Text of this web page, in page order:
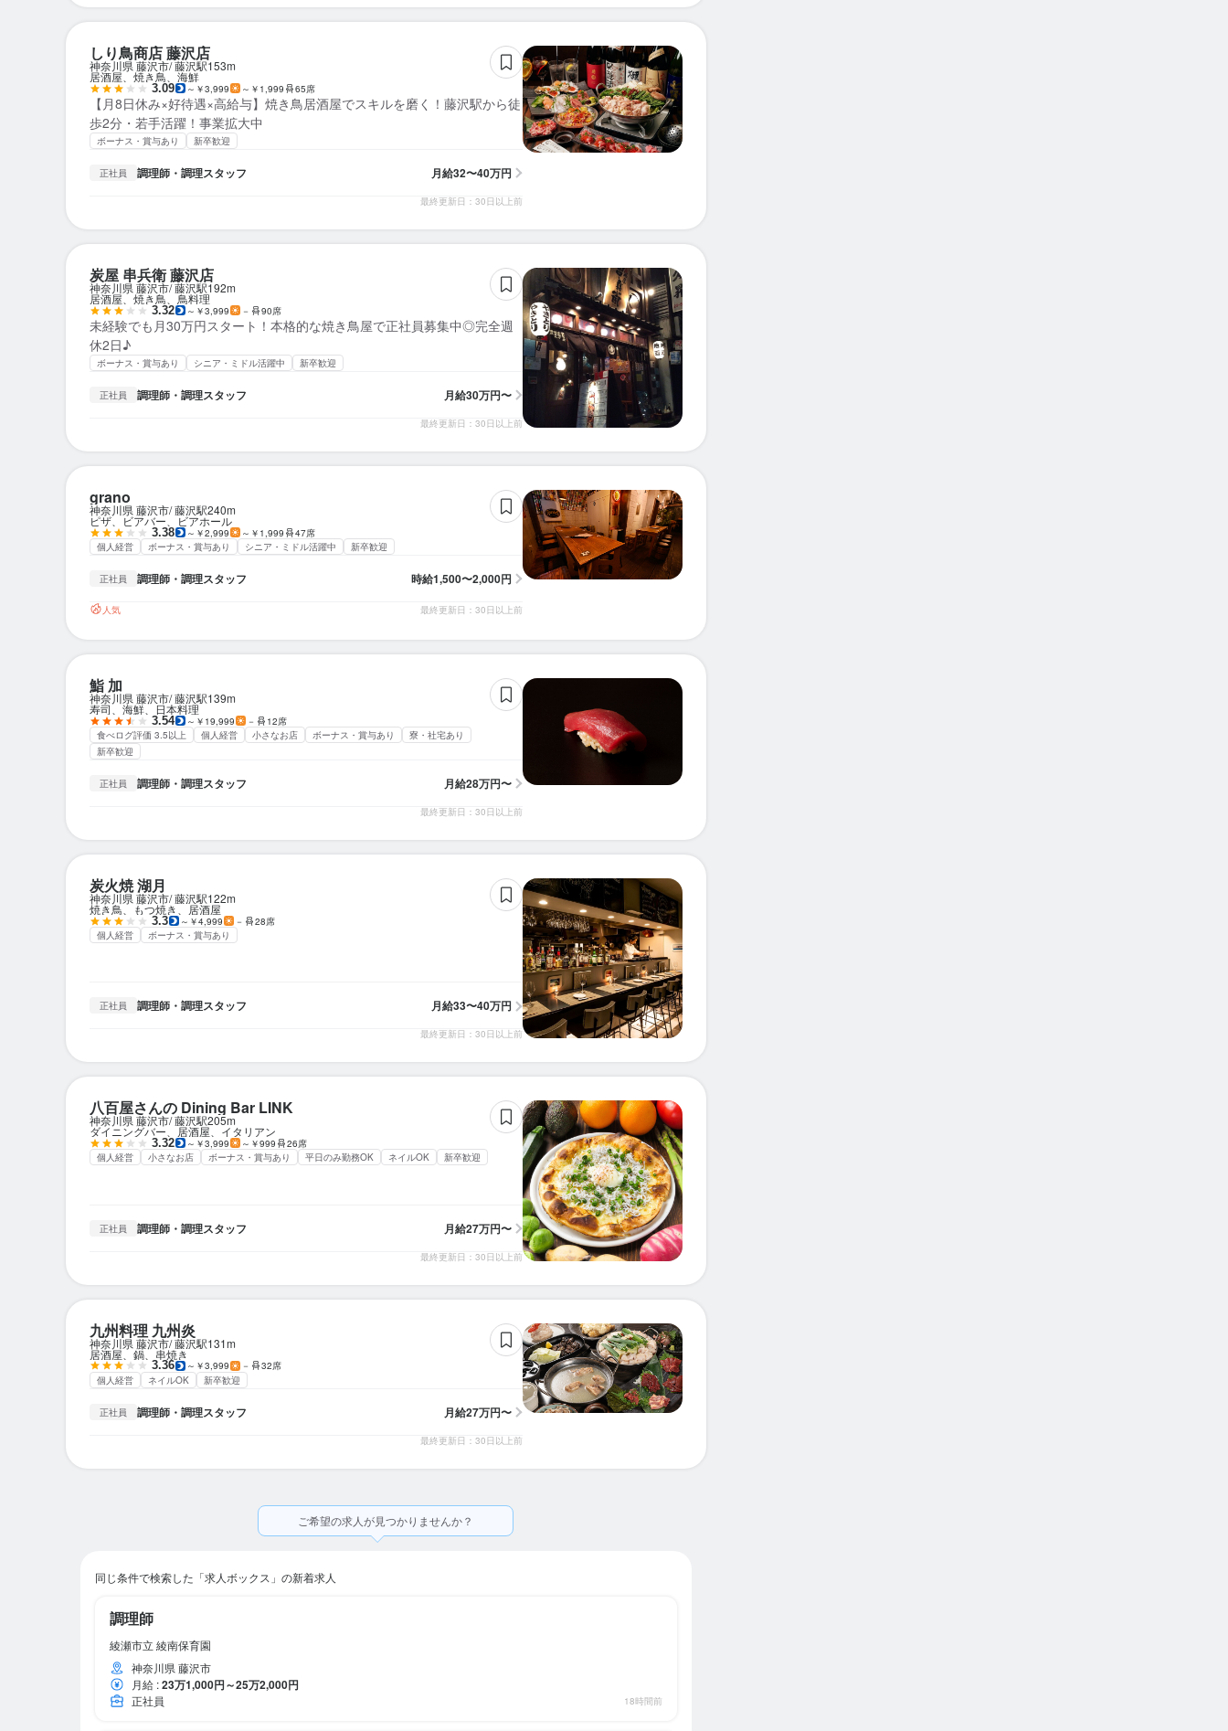
しり鳥商店 藤沢店
神奈川県 藤沢市 藤沢駅153m
居酒屋、焼き鳥、海鮮
3.09 ～￥3,999 ～￥1,999 65席
【月8日休み×好待遇×高給与】焼き鳥居酒屋でスキルを磨く！藤沢駅から徒
歩2分・若手活躍！事業拡大中
ボーナス・賞与あり 新卒歓迎
正社員 調理師・調理スタッフ 月給32〜40万円
最終更新日：30日以上前
炭屋 串兵衛 藤沢店
神奈川県 藤沢市 藤沢駅192m
居酒屋、焼き鳥、鳥料理
3.32 ～￥3,999 － 90席
未経験でも月30万円スタート！本格的な焼き鳥屋で正社員募集中◎完全週
休2日♪
ボーナス・賞与あり シニア・ミドル活躍中 新卒歓迎
正社員 調理師・調理スタッフ 月給30万円〜
最終更新日：30日以上前
grano
神奈川県 藤沢市 藤沢駅240m
ピザ、ビアバー、ビアホール
3.38 ～￥2,999 ～￥1,999
47席
個人経営
ボーナス・賞与あり シニア・ミドル活躍中 新卒歓迎
正社員 調理師・調理スタッフ 時給1,500〜2,000円
人気 最終更新日：30日以上前
鮨 加
神奈川県 藤沢市 藤沢駅139m
寿司、海鮮、日本料理
3.54 ～￥19,999 －
12席
食べログ評価 3.5以上
個人経営 小さなお店 ボーナス・賞与あり
寮・社宅あり
新卒歓迎
正社員 調理師・調理スタッフ 月給28万円〜
最終更新日：30日以上前
炭火焼 湖月
神奈川県 藤沢市 藤沢駅122m
焼き鳥、もつ焼き、居酒屋
3.3 ～￥4,999 －
28席
個人経営
ボーナス・賞与あり
正社員 調理師・調理スタッフ 月給33〜40万円
最終更新日：30日以上前
八百屋さんの Dining Bar LINK
神奈川県 藤沢市 藤沢駅205m
ダイニングバー、居酒屋、イタリアン
3.32 ～￥3,999 ～￥999
26席
個人経営
小さなお店 ボーナス・賞与あり 平日のみ勤務OK ネイルOK 新卒歓迎
正社員 調理師・調理スタッフ 月給27万円〜
最終更新日：30日以上前
九州料理 九州炎
神奈川県 藤沢市 藤沢駅131m
居酒屋、鍋、串焼き
3.36 ～￥3,999 －
32席
個人経営
ネイルOK 新卒歓迎
正社員 調理師・調理スタッフ 月給27万円〜
最終更新日：30日以上前
ご希望の求人が見つかりませんか？
同じ条件で検索した「求人ボックス」の新着求人
調理師
綾瀬市立 綾南保育園
神奈川県 藤沢市
月給 :23万1,000円～25万2,000円
正社員 18時間前
求人を選択する
正社員 調理師・調理スタッフ
月給：
求人を選択する
正社員 調理師・調理スタッフ
月給：
求人を選択する
正社員 調理師・調理スタッフ
求人を選択する
正社員 調理師・調理スタッフ
月給：
求人を選択する
正社員 調理師・調理スタッフ
求人を選択する
正社員 調理師・調理スタッフ
求人を選択する
正社員 調理師・調理スタッフ
求人を選択する
正社員 調理師・調理スタッフ 時給：
求人を選択する
正社員 調理師・調理スタッフ
求人を選択する
正社員 調理師・調理スタッフ
求人を選択する
正社員 調理師・調理スタッフ
求人を選択する
正社員 調理師・調理スタッフ